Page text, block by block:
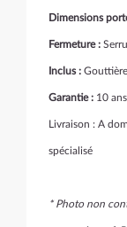
Dimensions
Fermeture :
Inclus :
Garantie : 10 ans
Livraison : A
spécialisé
* Photo non